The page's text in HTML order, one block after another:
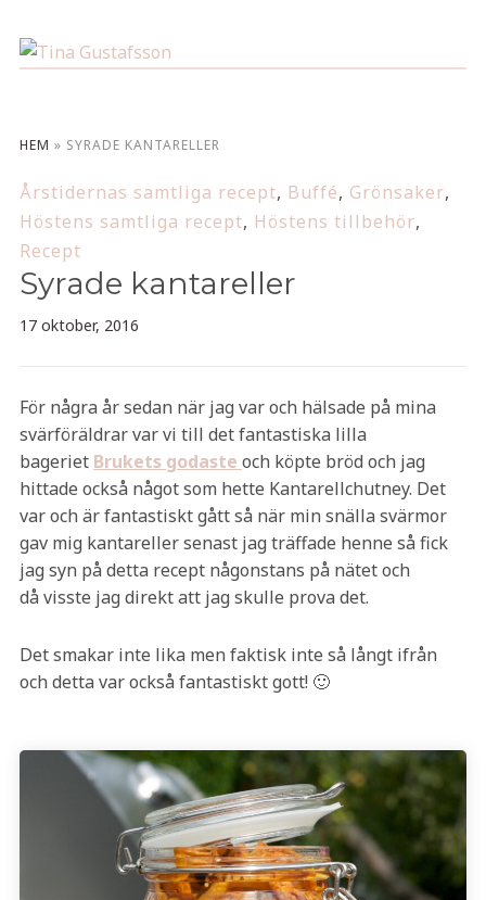
HEM » SYRADE KANTARELLER
Årstidernas samtliga recept, Buffé, Grönsaker,
Höstens samtliga recept, Höstens tillbehör,
Recept
Syrade kantareller
17 oktober, 2016
För några år sedan när jag var och hälsade på mina
svärföräldrar var vi till det fantastiska lilla
bageriet Brukets godaste och köpte bröd och jag
hittade också något som hette Kantarellchutney. Det
var och är fantastiskt gått så när min snälla svärmor
gav mig kantareller senast jag träffade henne så fick
jag syn på detta recept någonstans på nätet och
då visste jag direkt att jag skulle prova det.
Det smakar inte lika men faktisk inte så långt ifrån
och detta var också fantastiskt gott! 🙂